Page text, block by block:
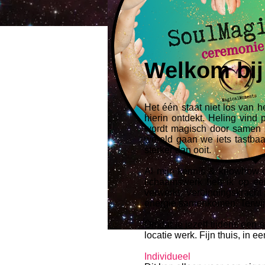
Welkom
Het één staat niet los van
hierin ontdekt. Heling vind
wordt magisch door
wereld gaan we iets
sterker dan ooit.
Al mijn kennis & knowhow
lichaamswerk heb ik op
verwerkt.
energie samenkomen.
Omdat je jezelf tijdens een
locatie werk. Fijn thuis, in
Individueel